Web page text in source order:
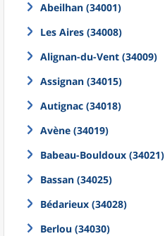
Abeilhan (34001)
Les Aires (34008)
Alignan-du-Vent (34009)
Assignan (34015)
Autignac (34018)
Avène (34019)
Babeau-Bouldoux (34021)
Bassan (34025)
Bédarieux (34028)
Berlou (34030)